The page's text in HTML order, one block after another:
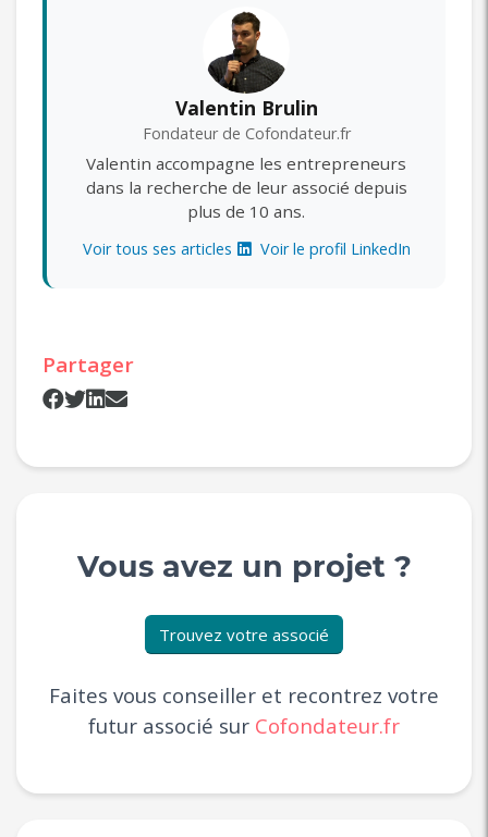
Valentin Brulin
Fondateur de Cofondateur.fr
Valentin accompagne les entrepreneurs
dans la recherche de leur associé depuis
plus de 10 ans.
Voir tous ses articles Voir le profil LinkedIn
Partager
Vous avez un projet ?
Trouvez votre associé
Faites vous conseiller et recontrez votre
futur associé sur Cofondateur.fr